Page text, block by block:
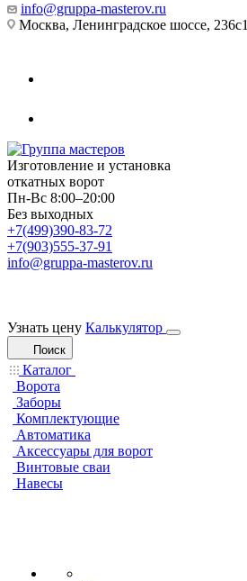
info@gruppa-masterov.ru
Москва, Ленинградское шоссе, 236с1
Изготовление и установка
откатных ворот
Пн-Вс 8:00–20:00
Без выходных
+7(499)390-83-72
+7(903)555-37-91
info@gruppa-masterov.ru
Узнать цену Калькулятор
Поиск
Каталог
Ворота
Заборы
Комплектующие
Автоматика
Аксессуары для ворот
Винтовые сваи
Навесы